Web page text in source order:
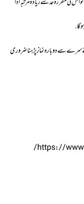
گا.
سرے سے دوبارہ نماز پڑهنا ضروری
https://